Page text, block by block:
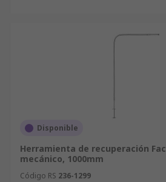
Disponible
Herramienta de recuperación
mecánico, 1000mm
Código RS 236-1299